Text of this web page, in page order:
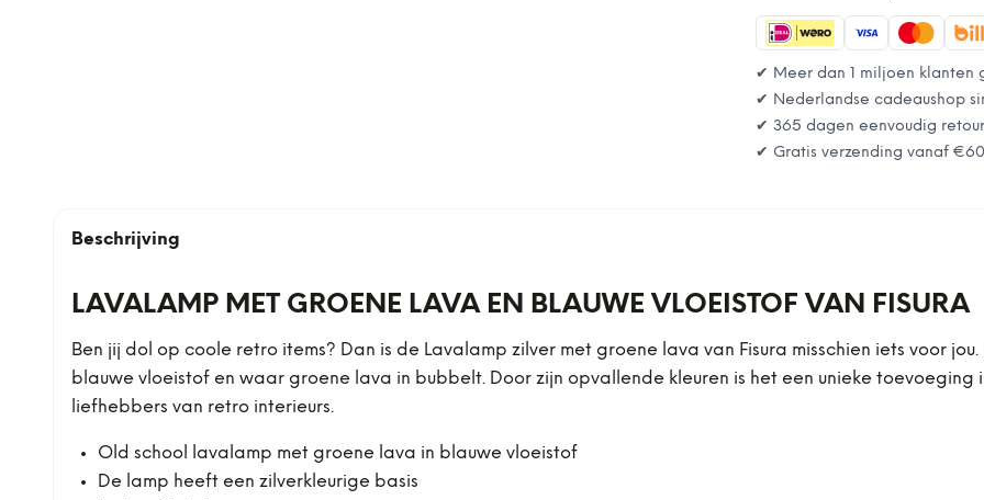
✔ Meer dan 1 miljoen klanten
✔ Nederlandse cadeaushop
✔ 365 dagen eenvoudig
✔ Gratis verzending vanaf €60
Beschrijving
LAVALAMP MET GROENE LAVA EN BLAUWE VLOEISTOF VAN FISURA
Ben jij dol op coole retro items? Dan is de Lavalamp zilver met groene lava van Fisura misschien iets voor
blauwe vloeistof en waar groene lava in bubbelt. Door zijn opvallende kleuren is het een unieke toevoeging
liefhebbers van retro interieurs.
Old school lavalamp met groene lava in blauwe vloeistof
De lamp heeft een zilverkleurige basis